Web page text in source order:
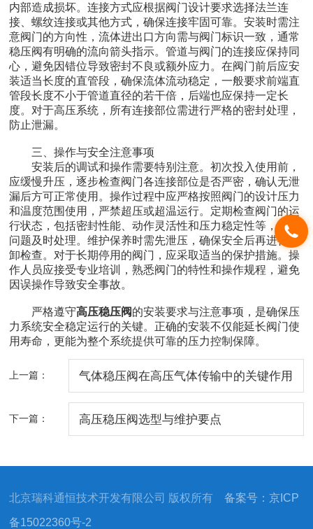
内部造成损坏。连接方式应根据阀门设计要求选择法兰连
接、螺纹连接或其他方式，确保连接牢固可靠。安装时需注
意阀门的方向性，流体进出口方向需与阀门标识一致，通常
稳压阀有明确的流向箭头指示。管道与阀门的连接应保持同
心，避免因错位导致密封不良或额外应力。在阀门前后应安
装适当长度的直管段，确保流体流动稳定，一般要求前端直
管段长度不小于管道直径的若干倍，后端也应保持一定长
度。对于高压系统，所有连接部位需进行严格的密封处理，
防止泄漏。
三、操作与安全注意事项
安装后的调试和操作需要特别注意。初次投入使用前，
应缓慢升压，逐步检查阀门各连接部位是否严密，确认无泄
漏后方可正常使用。操作过程中应严格按照阀门的设计压力
和温度范围使用，严禁超压或超温运行。定期检查阀门的运
行状态，包括密封性能、动作灵活性和压力稳定性等，发现
问题及时处理。维护保养时需先泄压，确保安全后再进行拆
卸检查。对于长期停用的阀门，应采取适当的保护措施。操
作人员应接受专业培训，熟悉阀门的特性和操作规程，避免
因误操作导致安全事故。
严格遵守高压稳压阀的安装要求与注意事项，是确保压
力系统安全稳定运行的关键。正确的安装不仅能延长阀门使
用寿命，更能为整个系统提供可靠的压力控制保障。
上一篇： 气体稳压阀在高压气体传输中的关键作用
下一篇： 高压稳压阀选型与维护要点
北京瑞科通恒技术开发有限公司 版权所有备案号：京ICP
备15022360号-2